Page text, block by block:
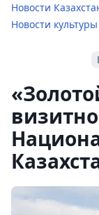
Новости
Новости